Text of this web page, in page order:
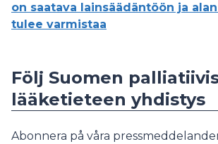
on saatava lainsäädäntöön ja
tulee varmistaa
Följ Suomen
lääketieteen yhdistys
Abonnera på våra